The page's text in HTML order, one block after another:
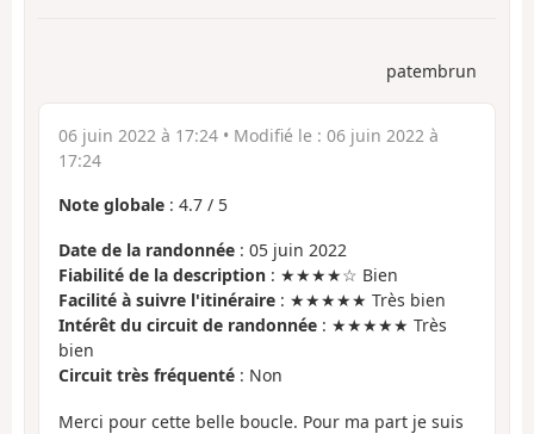
patembrun
06 juin 2022 à 17:24 • Modifié le : 06 juin 2022 à
17:24
Note globale : 4.7 / 5
Date de la randonnée : 05 juin 2022
Fiabilité de la description : ★★★★☆ Bien
Facilité à suivre l'itinéraire : ★★★★★ Très bien
Intérêt du circuit de randonnée : ★★★★★ Très
bien
Circuit très fréquenté : Non
Merci pour cette belle boucle. Pour ma part je suis